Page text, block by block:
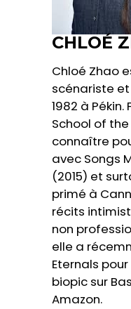
CHLOÉ
Chloé Zhao
scénariste
1982 à Pékin.
School of
connaître
avec Songs
(2015) et
primé à
récits
non
elle a
Eternals
biopic sur
Amazon.